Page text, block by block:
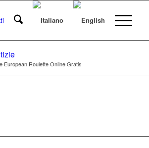
European Roulette Online Gratis